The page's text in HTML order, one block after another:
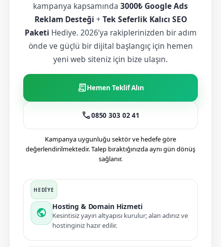
kampanya kapsamında 3000₺ Google Ads
Reklam Desteği + Tek Seferlik Kalıcı SEO
Paketi Hediye. 2026’ya rakiplerinizden bir adım
önde ve güçlü bir dijital başlangıç için hemen
yeni web siteniz için bize ulaşın.
receipt_longHemen Teklif Alın
call0850 303 02 41
Kampanya uygunluğu sektör ve hedefe göre
değerlendirilmektedir. Talep bıraktığınızda aynı gün dönüş
sağlanır.
public
Hosting & Domain Hizmeti
Kesintisiz yayın altyapısı kurulur; alan adınız ve
hostinginiz hazır edilir.